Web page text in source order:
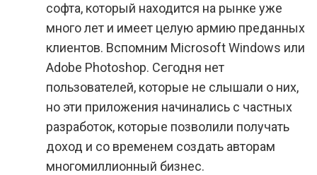
софта, который находится на рынке уже
много лет и имеет целую армию преданных
клиентов. Вспомним Microsoft Windows или
Adobe Photoshop. Сегодня нет
пользователей, которые не слышали о них,
но эти приложения начинались с частных
разработок, которые позволили получать
доход и со временем создать авторам
многомиллионный бизнес.